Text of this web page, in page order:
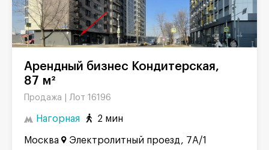
Арендный бизнес Кондитерская,
87 м²
Продажа | Лот 16196
Нагорная 2 мин
Москва Электролитный проезд, 7А/1